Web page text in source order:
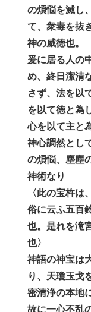
の煩悩を滅し
て、衆毒を抜
神の威徳也。
爰に居る人の
め、終日潔清
さず、法を以
を以て徳と為
心を以て主と
神心調然とし
の煩悩、塵塵
神術なり
〈此の宝杵は
俗に云ふ五百
也。是れを滝
也〉
神語の神宝は
り、天瓊玉戈
密清浄の本地
故に一心不乱